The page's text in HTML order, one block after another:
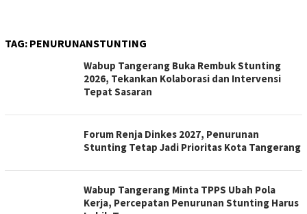
TAG: PENURUNANSTUNTING
Wabup Tangerang Buka Rembuk Stunting
2026, Tekankan Kolaborasi dan Intervensi
Tepat Sasaran
Forum Renja Dinkes 2027, Penurunan
Stunting Tetap Jadi Prioritas Kota Tangerang
Wabup Tangerang Minta TPPS Ubah Pola
Kerja, Percepatan Penurunan Stunting Harus